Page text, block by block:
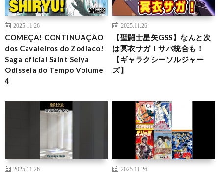
2025.11.26
COMEÇA! CONTINUAÇÃO
dos Cavaleiros do Zodíaco!
Saga oficial Saint Seiya
Odisseia do Tempo Volume
4
2025.11.26
【聖闘士星矢GSS】なんと次
は冥衣サガ！サバ統合も！
【ギャラクシーソルジャー
ズ】
2025.11.26 2025.11.26